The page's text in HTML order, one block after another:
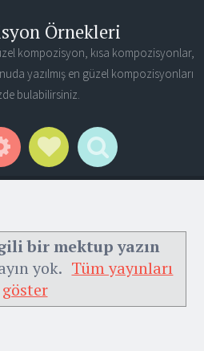
Örnekleri
kompozisyon, kısa kompozisyonlar,
yazılmış en güzel kompozisyonları
bulabilirsiniz.
WidgetsSocial Links
Search
bir mektup yazın
yok. Tüm yayınları
göster